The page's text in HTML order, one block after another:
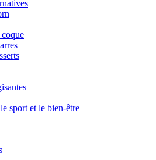
coque
sport et le bien-être